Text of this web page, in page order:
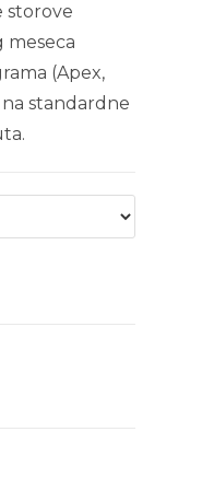
storove
meseca
(Apex,
standardne